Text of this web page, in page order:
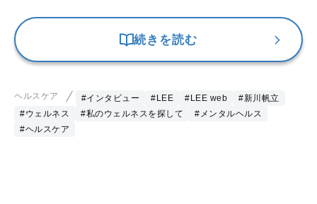
続きを読む
ヘルスケア #インタビュー #LEE #LEE web
#新川帆立
#ウェルネス
#私のウェルネスを探して
#メンタルヘルス
#ヘルスケア